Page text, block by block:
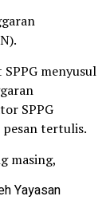
menyusul
SPPG
tertulis.
masing,
Yayasan